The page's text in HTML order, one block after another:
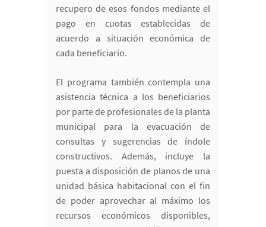
recupero de esos fondos mediante el
pago en cuotas establecidas de
acuerdo a situación económica de
cada beneficiario.
El programa también contempla una
asistencia técnica a los beneficiarios
por parte de profesionales de la planta
municipal para la evacuación de
consultas y sugerencias de índole
constructivos. Además, incluye la
puesta a disposición de planos de una
unidad básica habitacional con el fin
de poder aprovechar al máximo los
recursos económicos disponibles,